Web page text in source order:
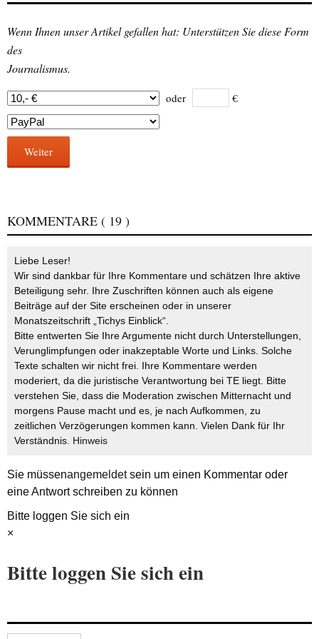
Wenn Ihnen unser Artikel gefallen hat: Unterstützen Sie diese Form
des
Journalismus.
oder €
Weiter
KOMMENTARE ( 19 )
Liebe Leser!
Wir sind dankbar für Ihre Kommentare und schätzen Ihre aktive
Beteiligung sehr. Ihre Zuschriften können auch als eigene
Beiträge auf der Site erscheinen oder in unserer
Monatszeitschrift „Tichys Einblick“.
Bitte entwerten Sie Ihre Argumente nicht durch Unterstellungen,
Verunglimpfungen oder inakzeptable Worte und Links. Solche
Texte schalten wir nicht frei. Ihre Kommentare werden
moderiert, da die juristische Verantwortung bei TE liegt. Bitte
verstehen Sie, dass die Moderation zwischen Mitternacht und
morgens Pause macht und es, je nach Aufkommen, zu
zeitlichen Verzögerungen kommen kann. Vielen Dank für Ihr
Verständnis. Hinweis
Sie müssenangemeldetsein um einen Kommentar oder
eine Antwort schreiben zu können
Bitte loggen Sie sich ein
×
Bitte loggen Sie sich ein